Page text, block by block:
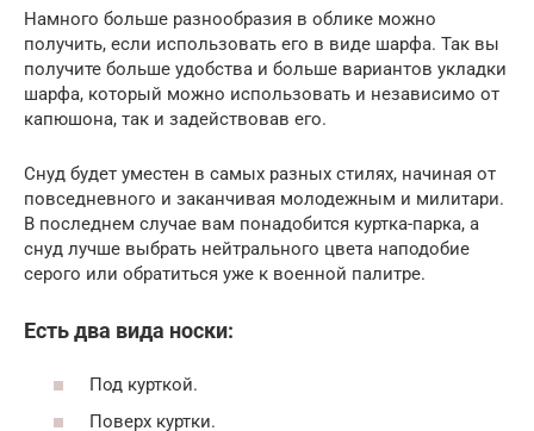
Намного больше разнообразия в облике можно
получить, если использовать его в виде шарфа. Так вы
получите больше удобства и больше вариантов укладки
шарфа, который можно использовать и независимо от
капюшона, так и задействовав его.
Снуд будет уместен в самых разных стилях, начиная от
повседневного и заканчивая молодежным и милитари.
В последнем случае вам понадобится куртка-парка, а
снуд лучше выбрать нейтрального цвета наподобие
серого или обратиться уже к военной палитре.
Есть два вида носки:
Под курткой.
Поверх куртки.